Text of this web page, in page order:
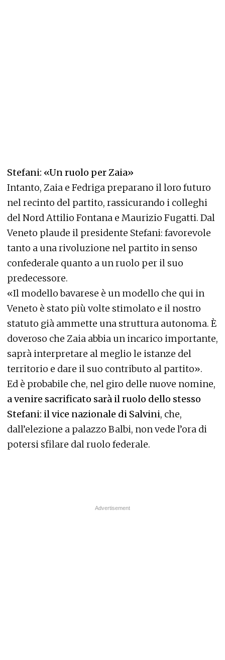
Stefani: «Un ruolo per Zaia»
Intanto, Zaia e Fedriga preparano il loro futuro
nel recinto del partito, rassicurando i colleghi
del Nord Attilio Fontana e Maurizio Fugatti. Dal
Veneto plaude il presidente Stefani: favorevole
tanto a una rivoluzione nel partito in senso
confederale quanto a un ruolo per il suo
predecessore.
«Il modello bavarese è un modello che qui in
Veneto è stato più volte stimolato e il nostro
statuto già ammette una struttura autonoma. È
doveroso che Zaia abbia un incarico importante,
saprà interpretare al meglio le istanze del
territorio e dare il suo contributo al partito».
Ed è probabile che, nel giro delle nuove nomine,
a venire sacrificato sarà il ruolo dello stesso
Stefani: il vice nazionale di Salvini, che,
dall’elezione a palazzo Balbi, non vede l’ora di
potersi sfilare dal ruolo federale.